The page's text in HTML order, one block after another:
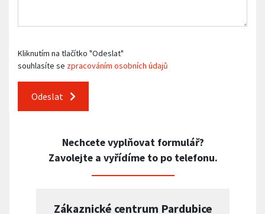
Kliknutím na tlačítko "Odeslat"
souhlasíte se zpracováním osobních údajů
Odeslat
Nechcete vyplňovat formulář?
Zavolejte a vyřídíme to po telefonu.
Zákaznické centrum Pardubice